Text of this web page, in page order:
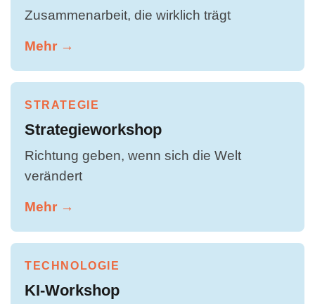
Zusammenarbeit, die wirklich trägt
Mehr →
STRATEGIE
Strategieworkshop
Richtung geben, wenn sich die Welt
verändert
Mehr →
TECHNOLOGIE
KI-Workshop